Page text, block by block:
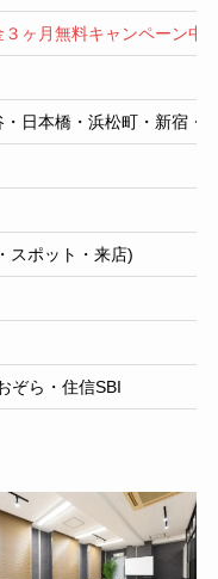
３ヶ月無料キャンペーン中
・日本橋・浜松町・新宿
スポット・来店)
ぞら・住信SBI